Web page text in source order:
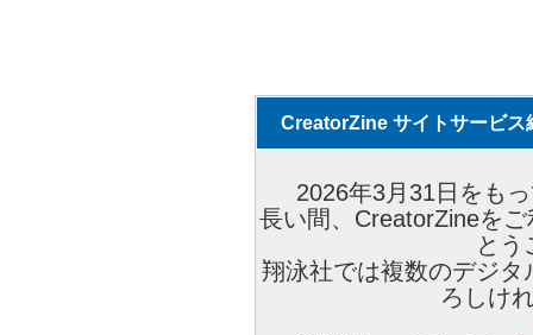
CreatorZine サイトサービス
2026年3月31日をも
長い間、CreatorZineを
とう
翔泳社では複数のデジ
ろしけ